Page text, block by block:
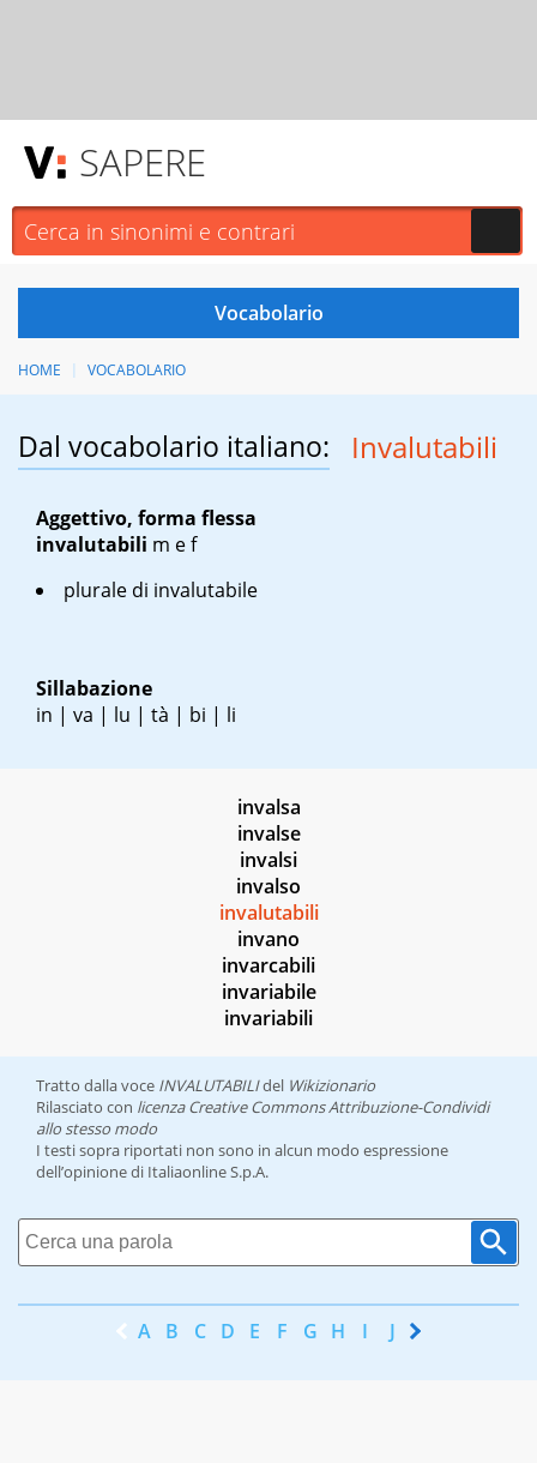
SAPERE
HOME VOCABOLARIO
Dal vocabolario italiano: Invalutabili
Aggettivo, forma flessa
invalutabili m ef
plurale di invalutabile
Sillabazione
in | va | lu | tà | bi | li
invalsa
invalse
invalsi
invalso
invalutabili
invano
invarcabili
invariabile
invariabili
Tratto dalla voce INVALUTABILIdel Wikizionario
Rilasciato con licenza Creative Commons Attribuzione-Condividi
allo stesso modo
I testi sopra riportati non sono in alcun modo espressione
dell’opinione di Italiaonline S.p.A.
A B C D E F G H I J K